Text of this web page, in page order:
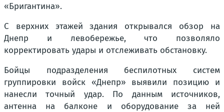
«Бригантина».
С верхних этажей здания открывался обзор на
Днепр и левобережье, что позволяло
корректировать удары и отслеживать обстановку.
Бойцы подразделения беспилотных систем
группировки войск «Днепр» выявили позицию и
нанесли точный удар. По данным источников,
антенна на балконе и оборудование за ней